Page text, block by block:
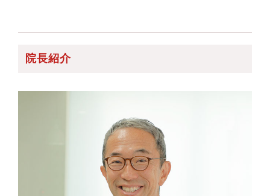
院長紹介